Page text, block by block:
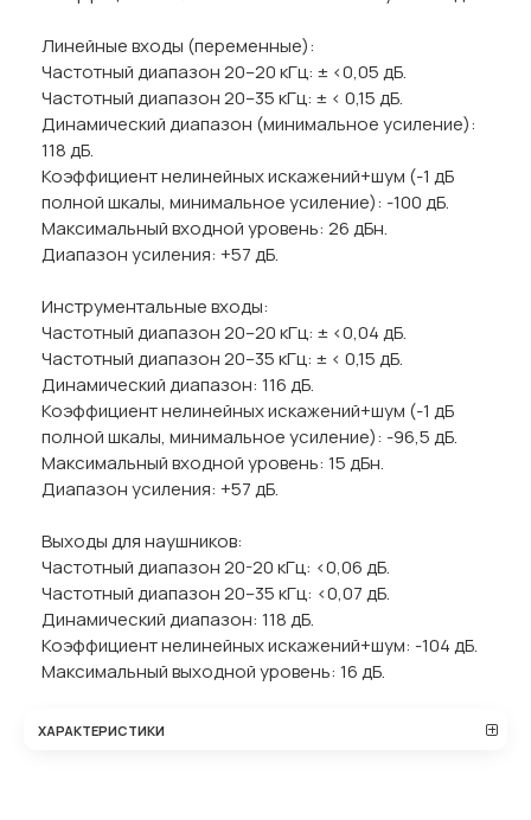
Линейные входы (переменные):
Частотный диапазон 20–20 кГц: ± <0,05 дБ.
Частотный диапазон 20–35 кГц: ± < 0,15 дБ.
Динамический диапазон (минимальное усиление):
118 дБ.
Коэффициент нелинейных искажений+шум (-1 дБ
полной шкалы, минимальное усиление): -100 дБ.
Максимальный входной уровень: 26 дБн.
Диапазон усиления: +57 дБ.
Инструментальные входы:
Частотный диапазон 20–20 кГц: ± <0,04 дБ.
Частотный диапазон 20–35 кГц: ± < 0,15 дБ.
Динамический диапазон: 116 дБ.
Коэффициент нелинейных искажений+шум (-1 дБ
полной шкалы, минимальное усиление): -96,5 дБ.
Максимальный входной уровень: 15 дБн.
Диапазон усиления: +57 дБ.
Выходы для наушников:
Частотный диапазон 20-20 кГц: <0,06 дБ.
Частотный диапазон 20–35 кГц: <0,07 дБ.
Динамический диапазон: 118 дБ.
Коэффициент нелинейных искажений+шум: -104 дБ.
Максимальный выходной уровень: 16 дБ.
ХАРАКТЕРИСТИКИ